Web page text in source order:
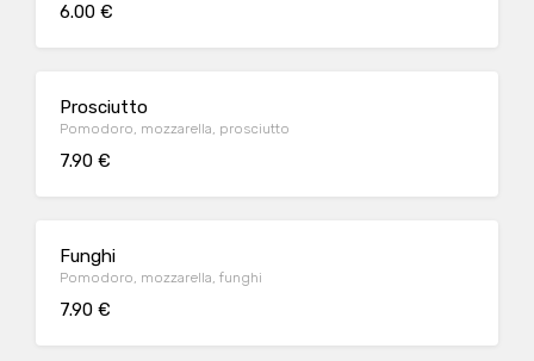
6.00 €
Prosciutto
Pomodoro, mozzarella, prosciutto
7.90 €
Funghi
Pomodoro, mozzarella, funghi
7.90 €